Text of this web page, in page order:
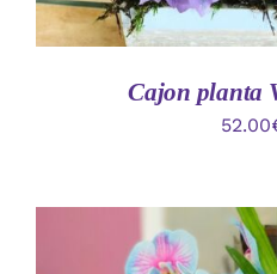
Cajon planta
52.00